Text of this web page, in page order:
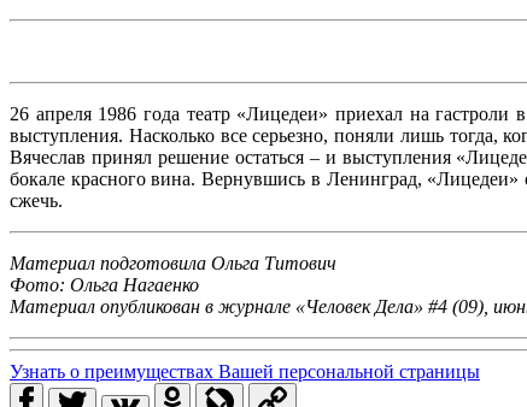
26 апреля 1986 года театр «Лицедеи» приехал на
выступления. Насколько все серьезно, поняли лишь тогда,
Вячеслав принял решение остаться – и выступления
бокале красного вина. Вернувшись в Ленинград,
сжечь.
Материал подготовила Ольга Титович
Фото: Ольга Нагаенко
Материал опубликован в журнале «Человек Дела» #4 (09),
Узнать о преимуществах Вашей персональной страницы